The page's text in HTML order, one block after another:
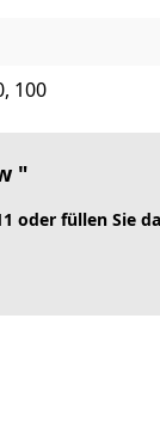
100
"
oder füllen Sie